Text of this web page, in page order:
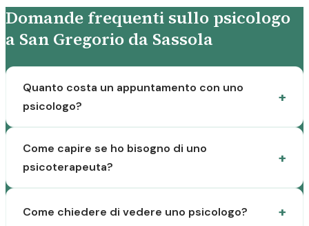
Domande frequenti sullo psicologo
a San Gregorio da Sassola
Quanto costa un appuntamento con uno
psicologo?
Come capire se ho bisogno di uno
psicoterapeuta?
Come chiedere di vedere uno psicologo?